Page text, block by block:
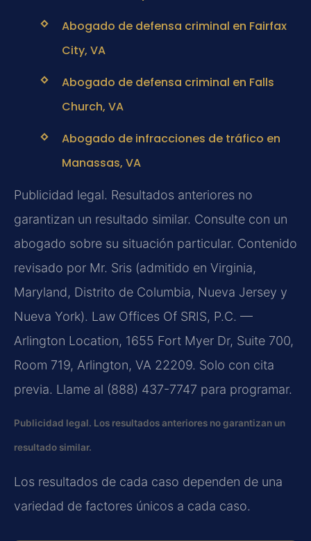
Abogado de defensa criminal en Fairfax
City, VA
Abogado de defensa criminal en Falls
Church, VA
Abogado de infracciones de tráfico en
Manassas, VA
Publicidad legal. Resultados anteriores no
garantizan un resultado similar. Consulte con un
abogado sobre su situación particular. Contenido
revisado por Mr. Sris (admitido en Virginia,
Maryland, Distrito de Columbia, Nueva Jersey y
Nueva York). Law Offices Of SRIS, P.C. —
Arlington Location, 1655 Fort Myer Dr, Suite 700,
Room 719, Arlington, VA 22209. Solo con cita
previa. Llame al (888) 437-7747 para programar.
Publicidad legal. Los resultados anteriores no garantizan un
resultado similar.
Los resultados de cada caso dependen de una
variedad de factores únicos a cada caso.